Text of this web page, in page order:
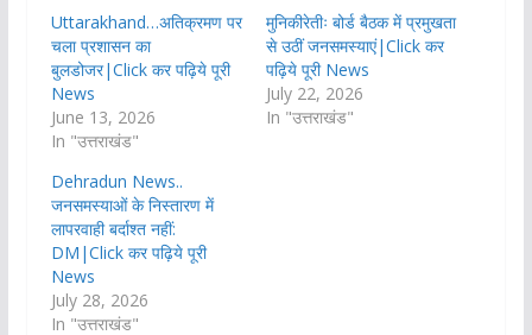
Uttarakhand…अतिक्रमण पर
चला प्रशासन का
बुलडोजर|Click कर पढ़िये पूरी
News
June 13, 2026
In "उत्तराखंड"
मुनिकीरेतीः बोर्ड बैठक में प्रमुखता
से उठीं जनसमस्याएं|Click कर
पढ़िये पूरी News
July 22, 2026
In "उत्तराखंड"
Dehradun News..
जनसमस्याओं के निस्तारण में
लापरवाही बर्दाश्त नहीं:
DM|Click कर पढ़िये पूरी
News
July 28, 2026
In "उत्तराखंड"